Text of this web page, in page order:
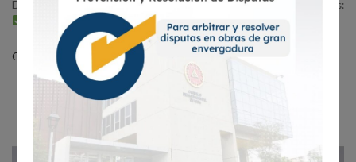
Departamental de Lima del Colegio de Ingenieros del Perú. Expositores:
Dr. Juan Servigón Nakano
Dr. Leonardo...
Continue Reading